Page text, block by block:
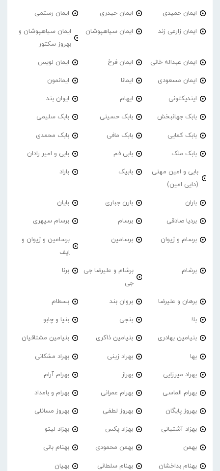
ایمان حمیدی ایمان حیدری ایمان رستمی
ایمان زارعی زند ایمان سیاهپوشان
ایمان سیاهپوشان و
بهروز سکتور
ایمان عبداله خانی ایمان فرخ ایمان لویس
ایمان مسعودی ایمانا ایمانمون
ایندیکتونی ایهام ایوان بند
بابک جهانبخش بابک حسینی بابک سلیمی
بابک کمایی بابک مافی بابک محمدی
بابک ملک بابی فم بابی و امیر رادان
بابی و امین مهنی
(دایی امین)
بابیک باراد
باران بارن جباری بایان
بردیا صادقی برسام برسام سپهری
برسام و ژیوان برسامین
برسامین و ژیوان و
اِیف
برشام
برشام و علیرضا جی
جی
برنا
برهان و علیرضا بروان بند بسطام
بلا بنجی بنیا و چابو
بنیامین بهادری بنیامین ذاکری بنیامین مشتاقیان
بها بهراد زینی بهراد مشکانی
بهراد میرزایی بهراز بهرام آرام
بهرام الماسی بهرام عمرانی بهرام و بامداد
بهروز پایگان بهروز لطفی بهروز مسائلی
بهزاد آشتیانی بهزاد پکس بهزاد لیتو
بهمن بهمن محمودی بهنام بانی
بهنام بداخشان بهنام سلطانی بهیان